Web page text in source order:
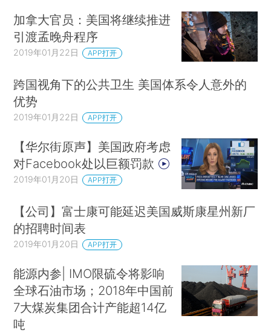
加拿大官员：美国将继续推进
引渡孟晚舟程序
2019年01月22日 APP打开
跨国视角下的公共卫生 美国体系令人意外的
优势
2019年01月22日 APP打开
【华尔街原声】美国政府考虑
对Facebook处以巨额罚款
2019年01月20日 APP打开
【公司】富士康可能延迟美国威斯康星州新厂
的招聘时间表
2019年01月20日 APP打开
能源内参| IMO限硫令将影响
全球石油市场；2018年中国前
7大煤炭集团合计产能超14亿
吨